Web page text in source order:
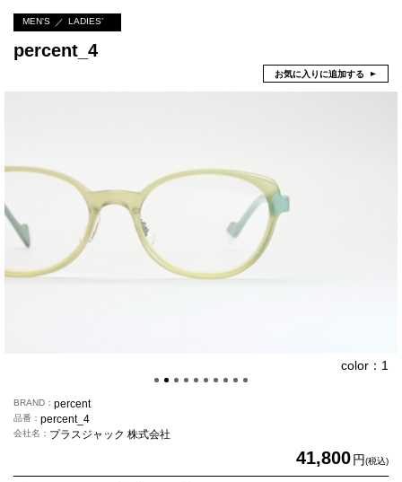
MEN'S LADIES’
percent_4
お気に入りに追加する
color：1
BRAND percent
品番 percent_4
会社名 プラスジャック 株式会社
41,800円(税込)